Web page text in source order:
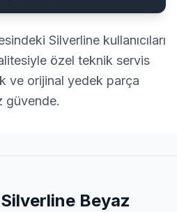
Silverline kullanıcıları
özel teknik servis
ve orijinal yedek parça
güvende.
Beyaz